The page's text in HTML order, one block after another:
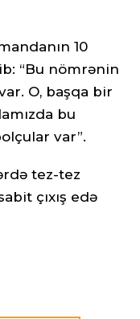
10
“Bu nömrənin
O, başqa bir
bu
var”.
tez-tez
çıxış edə